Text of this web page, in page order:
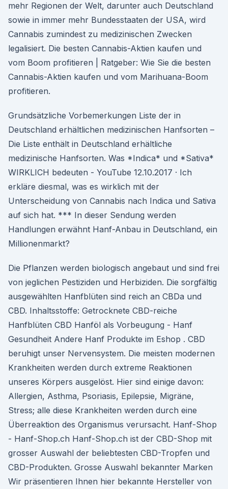
mehr Regionen der Welt, darunter auch Deutschland
sowie in immer mehr Bundesstaaten der USA, wird
Cannabis zumindest zu medizinischen Zwecken
legalisiert. Die besten Cannabis-Aktien kaufen und
vom Boom profitieren | Ratgeber: Wie Sie die besten
Cannabis-Aktien kaufen und vom Marihuana-Boom
profitieren.
Grundsätzliche Vorbemerkungen Liste der in
Deutschland erhältlichen medizinischen Hanfsorten –
Die Liste enthält in Deutschland erhältliche
medizinische Hanfsorten. Was *Indica* und *Sativa*
WIRKLICH bedeuten - YouTube 12.10.2017 · Ich
erkläre diesmal, was es wirklich mit der
Unterscheidung von Cannabis nach Indica und Sativa
auf sich hat. *** In dieser Sendung werden
Handlungen erwähnt Hanf-Anbau in Deutschland, ein
Millionenmarkt?
Die Pflanzen werden biologisch angebaut und sind frei
von jeglichen Pestiziden und Herbiziden. Die sorgfältig
ausgewählten Hanfblüten sind reich an CBDa und
CBD. Inhaltsstoffe: Getrocknete CBD-reiche
Hanfblüten CBD Hanföl als Vorbeugung - Hanf
Gesundheit Andere Hanf Produkte im Eshop . CBD
beruhigt unser Nervensystem. Die meisten modernen
Krankheiten werden durch extreme Reaktionen
unseres Körpers ausgelöst. Hier sind einige davon:
Allergien, Asthma, Psoriasis, Epilepsie, Migräne,
Stress; alle diese Krankheiten werden durch eine
Überreaktion des Organismus verursacht. Hanf-Shop
- Hanf-Shop.ch Hanf-Shop.ch ist der CBD-Shop mit
grosser Auswahl der beliebtesten CBD-Tropfen und
CBD-Produkten. Grosse Auswahl bekannter Marken
Wir präsentieren Ihnen hier bekannte Hersteller von